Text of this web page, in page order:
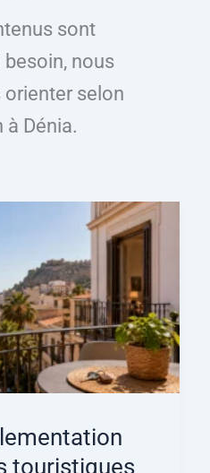
sont
nous
selon
Dénia.
touristiques